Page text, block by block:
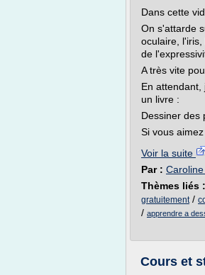
Dans cette
On s'attarde
oculaire,
de
A très vite
En
un livre :
Dessiner des
Si vous aimez
Voir la suite
Par :
Thèmes liés :
gratuitement/
/ apprendre a
Cours et